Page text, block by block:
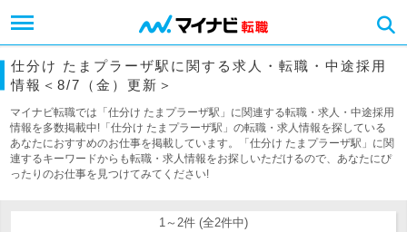
仕分け たまプラーザ駅に関する求人・転職・中途採用
情報＜8/7（金）更新＞
マイナビ転職では「仕分け たまプラーザ駅」に関連する転職・求人・中途採用
情報を多数掲載中!「仕分け たまプラーザ駅」の転職・求人情報を探している
あなたにおすすめのお仕事を掲載しています。「仕分け たまプラーザ駅」に関
連するキーワードからも転職・求人情報をお探しいただけるので、あなたにぴ
ったりのお仕事を見つけてみてください!
1～2件 (全2件中)